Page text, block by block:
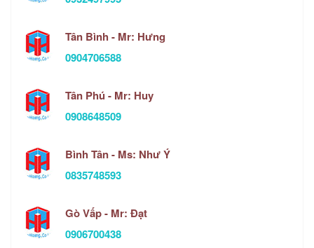
Tân Bình - Mr: Hưng
0904706588
Tân Phú - Mr: Huy
0908648509
Bình Tân - Ms: Như Ý
0835748593
Gò Vấp - Mr: Đạt
0906700438